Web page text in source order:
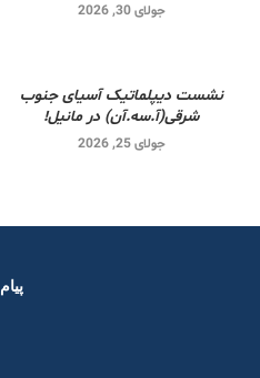
جولای 30, 2026
نشست دیپلماتیک آسیای جنوب
شرقی‌(آ.سه.آن) در مانیل!
جولای 25, 2026
پیام